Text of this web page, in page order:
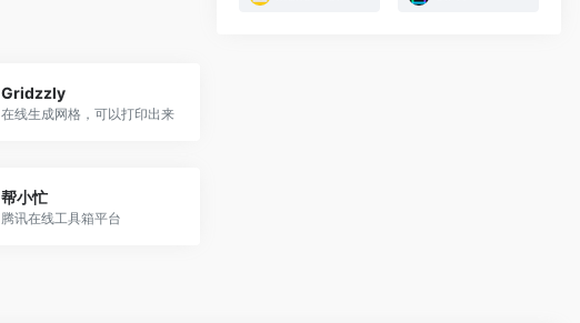
Gridzzly
在线生成网格，可以打印出来
帮小忙
腾讯在线工具箱平台